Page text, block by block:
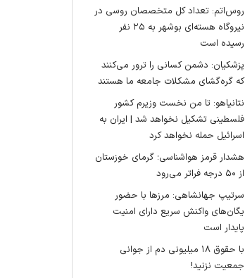
روس‌اتم: تعداد کل متخصصان روسی در
نیروگاه هسته‌ای بوشهر به ۲۵ نفر
رسیده است
پزشکیان: دشمن کسانی را ترور می‌کنند
که گره‌گشای مشکلات جامعه ما هستند
نتانیاهو: تا من نخست وزیرم کشور
فلسطینی تشکیل نخواهد شد | ایران به
اسرائیل حمله نخواهد کرد
هشدار قرمز هواشناسی؛ گرمای خوزستان
از ۵۰ درجه فراتر می‌رود
سرتیپ جهانشاهی: مرز‌ها با حضور
یگان‌های واکنش سریع دارای امنیت
پایدار است
با حقوق ۱۸ میلیونی دم از جوانی
جمعیت نزنید!